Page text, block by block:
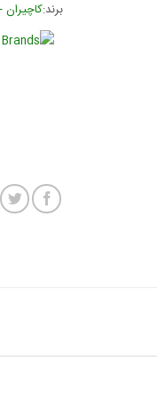
برند:کاچیران - Kachiran